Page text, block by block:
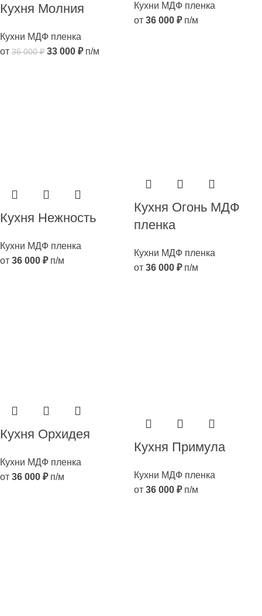
Кухня Молния
Кухни МДФ пленка
от 36 000₽ 33 000 ₽п/м
Кухни МДФ пленка
от 36 000 ₽п/м
Кухня Нежность
Кухни МДФ пленка
от 36 000 ₽п/м
Кухня Огонь МДФ
пленка
Кухни МДФ пленка
от 36 000 ₽п/м
Кухня Орхидея
Кухни МДФ пленка
от 36 000 ₽п/м
Кухня Примула
Кухни МДФ пленка
от 36 000 ₽п/м